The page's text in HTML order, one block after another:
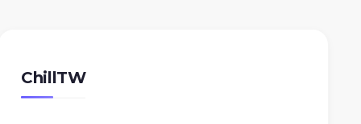
ChillTW